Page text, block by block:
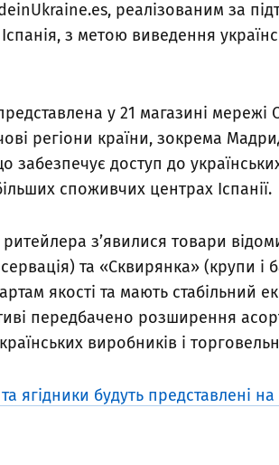
реалізованим за
з метою виведення
у 21 магазині мережі
регіони країни, зокрема
забезпечує доступ до
споживчих центрах Іспанії.
з’явилися товари
та «Сквирянка» (крупи і
якості та мають стабільний
передбачено розширення
виробників і
ягідники будуть представлені на